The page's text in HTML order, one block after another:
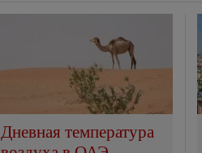
Дневная температура